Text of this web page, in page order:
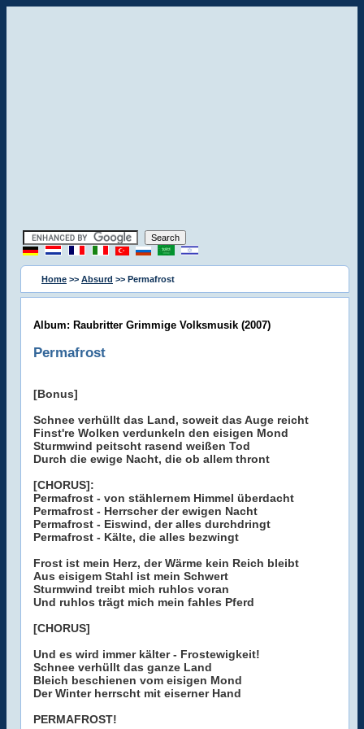
Home >> Absurd >> Permafrost
Album: Raubritter Grimmige Volksmusik (2007)
Permafrost
[Bonus]
Schnee verhüllt das Land, soweit das Auge reicht
Finst're Wolken verdunkeln den eisigen Mond
Sturmwind peitscht rasend weißen Tod
Durch die ewige Nacht, die ob allem thront
[CHORUS]:
Permafrost - von stählernem Himmel überdacht
Permafrost - Herrscher der ewigen Nacht
Permafrost - Eiswind, der alles durchdringt
Permafrost - Kälte, die alles bezwingt
Frost ist mein Herz, der Wärme kein Reich bleibt
Aus eisigem Stahl ist mein Schwert
Sturmwind treibt mich ruhlos voran
Und ruhlos trägt mich mein fahles Pferd
[CHORUS]
Und es wird immer kälter - Frostewigkeit!
Schnee verhüllt das ganze Land
Bleich beschienen vom eisigen Mond
Der Winter herrscht mit eiserner Hand
PERMAFROST!